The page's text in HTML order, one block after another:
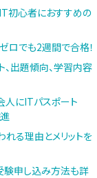
初心者におすすめの
ロでも2週間で合格！
、出題傾向、学習内容
人にITパスポート
る理由とメリットを
験申し込み方法も詳